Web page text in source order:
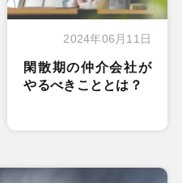
2024年06月11日
閑散期の仲介会社が
やるべきこととは？